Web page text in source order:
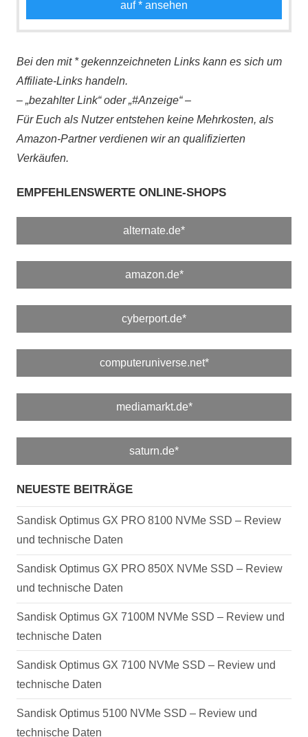
auf* ansehen
Bei den mit * gekennzeichneten Links kann es sich um
Affiliate-Links handeln.
– „bezahlter Link“ oder „#Anzeige“ –
Für Euch als Nutzer entstehen keine Mehrkosten, als
Amazon-Partner verdienen wir an qualifizierten
Verkäufen.
EMPFEHLENSWERTE ONLINE-SHOPS
alternate.de*
amazon.de*
cyberport.de*
computeruniverse.net*
mediamarkt.de*
saturn.de*
NEUESTE BEITRÄGE
Sandisk Optimus GX PRO 8100 NVMe SSD – Review
und technische Daten
Sandisk Optimus GX PRO 850X NVMe SSD – Review
und technische Daten
Sandisk Optimus GX 7100M NVMe SSD – Review und
technische Daten
Sandisk Optimus GX 7100 NVMe SSD – Review und
technische Daten
Sandisk Optimus 5100 NVMe SSD – Review und
technische Daten